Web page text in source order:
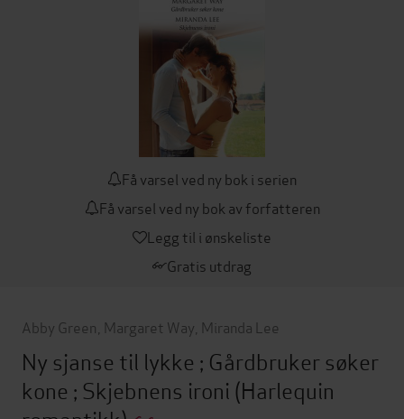
Få varsel ved ny bok i serien
Få varsel ved ny bok av forfatteren
Legg til i ønskeliste
Gratis utdrag
Abby Green Margaret Way Miranda Lee
Ny sjanse til lykke ; Gårdbruker søker
kone ; Skjebnens ironi (Harlequin